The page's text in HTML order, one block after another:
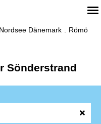
Nordsee Dänemark
Römö
Sönderstrand